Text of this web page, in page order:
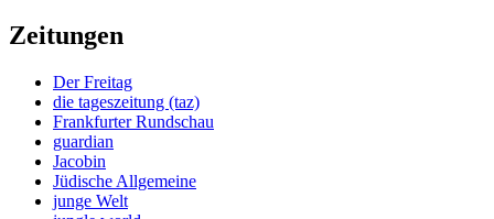
Zeitungen
Der Freitag
die tageszeitung (taz)
Frankfurter Rundschau
guardian
Jacobin
Jüdische Allgemeine
junge Welt